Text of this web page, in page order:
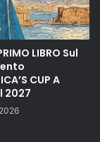
LIBRO Sul
CUP A
2027